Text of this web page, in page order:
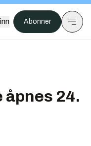
Abonner
åpnes 24.